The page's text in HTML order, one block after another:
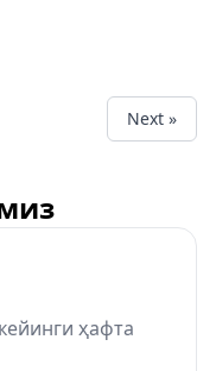
Next »
ҳафта